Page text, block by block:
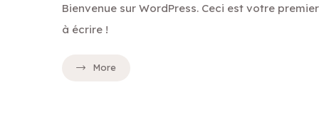
Bienvenue sur WordPress. Ceci est votre
à écrire !
More